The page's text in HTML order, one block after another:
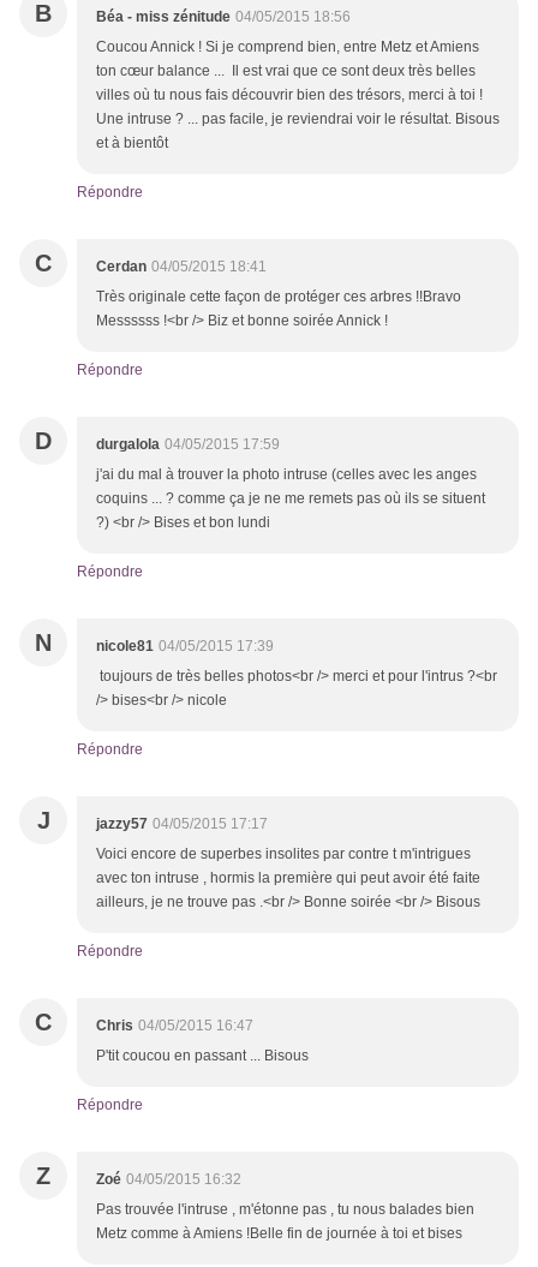
B Béa - miss zénitude 04/05/2015 18:56
Coucou Annick ! Si je comprend bien, entre Metz et Amiens
ton cœur balance ... Il est vrai que ce sont deux très belles
villes où tu nous fais découvrir bien des trésors, merci à toi !
Une intruse ? ... pas facile, je reviendrai voir le résultat. Bisous
et à bientôt
Répondre
C Cerdan 04/05/2015 18:41
Très originale cette façon de protéger ces arbres !!Bravo
Messssss !<br /> Biz et bonne soirée Annick !
Répondre
D durgalola 04/05/2015 17:59
j'ai du mal à trouver la photo intruse (celles avec les anges
coquins ... ? comme ça je ne me remets pas où ils se situent
?) <br /> Bises et bon lundi
Répondre
N nicole81 04/05/2015 17:39
toujours de très belles photos<br /> merci et pour l'intrus ?<br
/> bises<br /> nicole
Répondre
J jazzy57 04/05/2015 17:17
Voici encore de superbes insolites par contre t m'intrigues
avec ton intruse , hormis la première qui peut avoir été faite
ailleurs, je ne trouve pas .<br /> Bonne soirée <br /> Bisous
Répondre
C Chris 04/05/2015 16:47
P'tit coucou en passant ... Bisous
Répondre
Z Zoé 04/05/2015 16:32
Pas trouvée l'intruse , m'étonne pas , tu nous balades bien
Metz comme à Amiens !Belle fin de journée à toi et bises